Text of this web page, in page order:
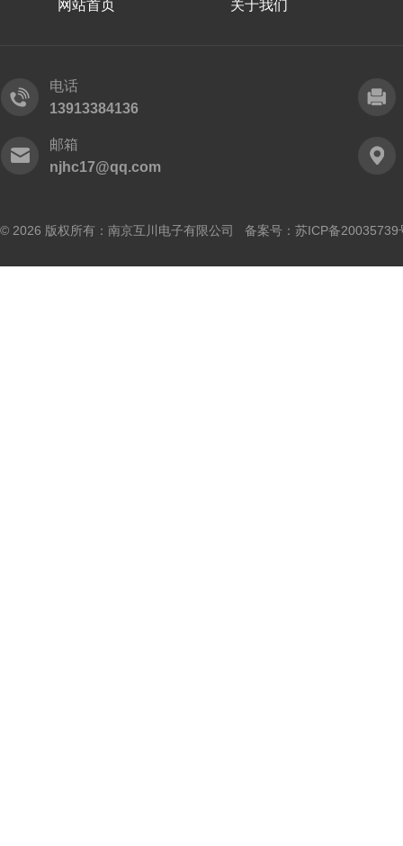
网站首页 关于我们
电话
13913384136
邮箱
njhc17@qq.com
© 2026 版权所有：南京互川电子有限公司 备案号： 苏ICP备20035739